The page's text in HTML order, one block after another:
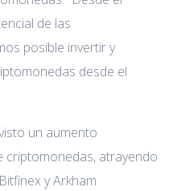
de las
posible invertir y
desde el
un aumento
criptomonedas, atrayendo
y Arkham